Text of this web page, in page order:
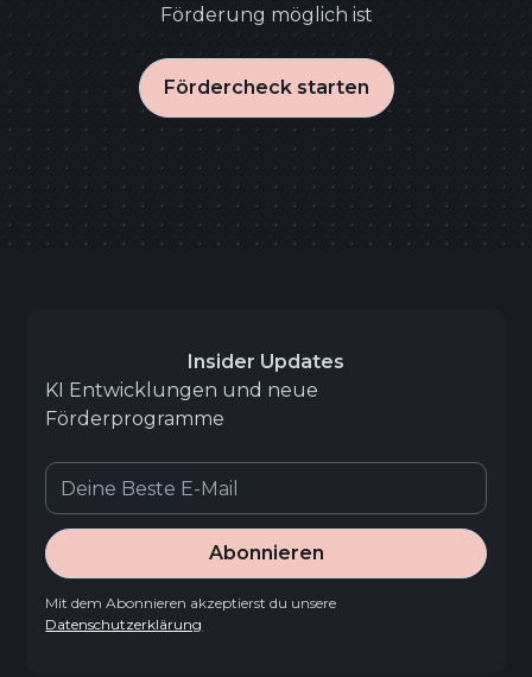
Förderung möglich ist
Fördercheck starten
Insider Updates
KI Entwicklungen und neue
Förderprogramme
Abonnieren
Mit dem Abonnieren akzeptierst du unsere
Datenschutzerklärung